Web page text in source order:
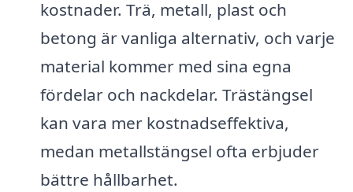
kostnader. Trä, metall, plast och
betong är vanliga alternativ, och varje
material kommer med sina egna
fördelar och nackdelar. Trästängsel
kan vara mer kostnadseffektiva,
medan metallstängsel ofta erbjuder
bättre hållbarhet.